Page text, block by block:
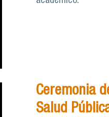
Ceremonia
Salud